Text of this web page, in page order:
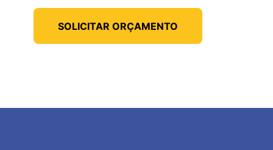
SOLICITAR ORÇAMENTO